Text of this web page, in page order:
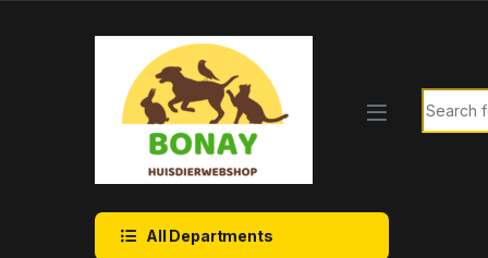
Search
All Departments